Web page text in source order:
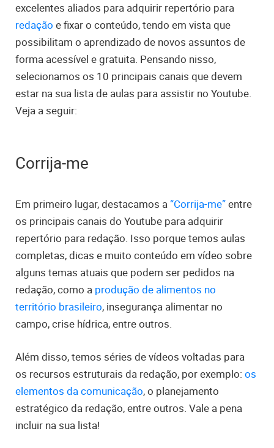
excelentes aliados para adquirir repertório para
redação e fixar o conteúdo, tendo em vista que
possibilitam o aprendizado de novos assuntos de
forma acessível e gratuita. Pensando nisso,
selecionamos os 10 principais canais que devem
estar na sua lista de aulas para assistir no Youtube.
Veja a seguir:
Corrija-me
Em primeiro lugar, destacamos a“Corrija-me”entre
os principais canais do Youtube para adquirir
repertório para redação. Isso porque temos aulas
completas, dicas e muito conteúdo em vídeo sobre
alguns temas atuais que podem ser pedidos na
redação, como a produção de alimentos no
território brasileiro, insegurança alimentar no
campo, crise hídrica, entre outros.
Além disso, temos séries de vídeos voltadas para
os recursos estruturais da redação, por exemplo:os
elementos da comunicação, o planejamento
estratégico da redação, entre outros. Vale a pena
incluir na sua lista!